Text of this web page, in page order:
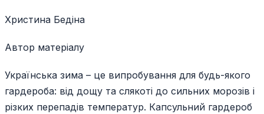
Христина Бедіна
Автор матеріалу
Українська зима – це випробування для будь-якого
гардероба: від дощу та слякоті до сильних морозів і
різких перепадів температур. Капсульний гардероб